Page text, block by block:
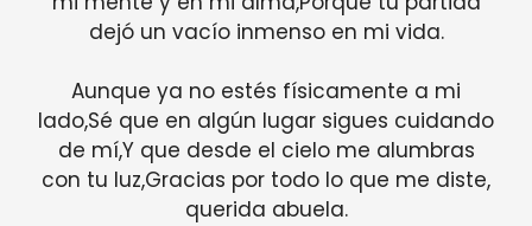
dejó un vacío inmenso en mi vida.
Aunque ya no estés físicamente a mi
lado,Sé que en algún lugar sigues cuidando
de mí,Y que desde el cielo me alumbras
con tu luz,Gracias por todo lo que me diste,
querida abuela.